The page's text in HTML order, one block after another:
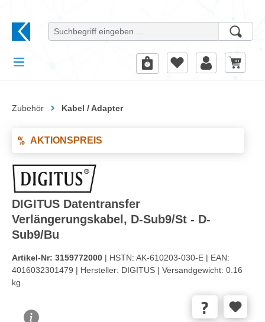
Zubehör Kabel / Adapter
AKTIONSPREIS
DIGITUS Datentransfer
Verlängerungskabel, D-Sub9/St - D-
Sub9/Bu
Artikel-Nr: 3159772000 | HSTN: AK-610203-030-E | EAN:
4016032301479 | Hersteller: DIGITUS | Versandgewicht: 0.16
kg